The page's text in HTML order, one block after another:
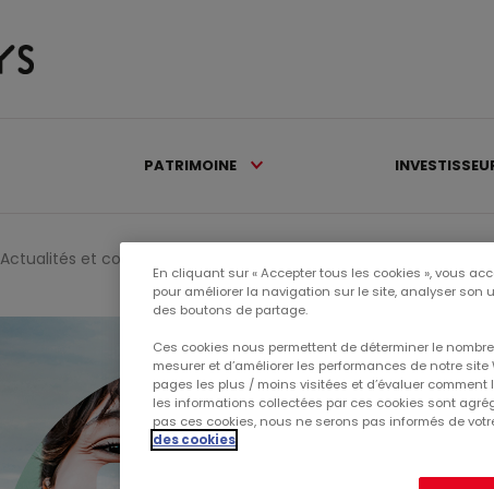
PATRIMOINE
Actualités et communiqués >
En cliquant sur « Accepter tous les cookies », vous
pour améliorer la navigation sur le site, analyser son
des boutons de partage.
Ces cookies nous permettent de déterminer le
mesurer et d’améliorer les performances de notre
pages les plus / moins visitées et d’évaluer
les informations collectées par ces cookies sont
pas ces cookies, nous ne serons pas informés de
des cookies